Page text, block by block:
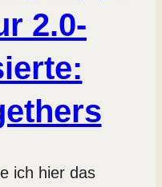
2.0-
ich hier das